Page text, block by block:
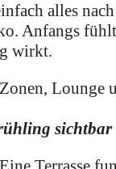
alles
Anfangs
wirkt.
sichtbar